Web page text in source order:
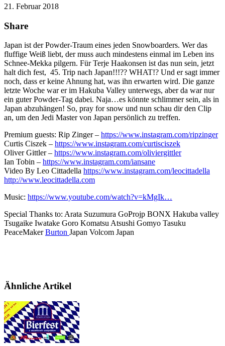
21. Februar 2018
Share
Japan ist der Powder-Traum eines jeden Snowboarders. Wer das
fluffige Weiß liebt, der muss auch mindestens einmal im Leben ins
Schnee-Mekka pilgern. Für Terje Haakonsen ist das nun sein, jetzt
halt dich fest, 45. Trip nach Japan!!!?? WHAT!? Und er sagt immer
noch, dass er keine Ahnung hat, was ihn erwarten wird. Die ganze
letzte Woche war er im Hakuba Valley unterwegs, aber da war nur
ein guter Powder-Tag dabei. Naja…es könnte schlimmer sein, als in
Japan abzuhängen! So, pray for snow und nun schau dir den Clip
an, um den Jedi Master von Japan persönlich zu treffen.
Premium guests: Rip Zinger – https://www.instagram.com/ripzinger
Curtis Ciszek – https://www.instagram.com/curtisciszek
Oliver Gittler – https://www.instagram.com/oliviergittler
Ian Tobin – https://www.instagram.com/iansane
Video By Leo Cittadella https://www.instagram.com/leocittadella
http://www.leocittadella.com
Music: https://www.youtube.com/watch?v=kMgIk…
Special Thanks to: Arata Suzumura GoProjp BONX Hakuba valley
Tsugaike Iwatake Goro Komatsu Atsushi Gomyo Tasuku
PeaceMakerBurton Japan Volcom Japan
Ähnliche Artikel